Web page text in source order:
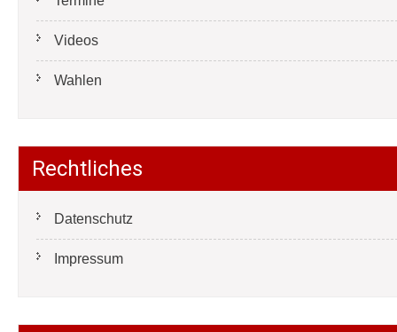
Videos
Wahlen
Rechtliches
Datenschutz
Impressum